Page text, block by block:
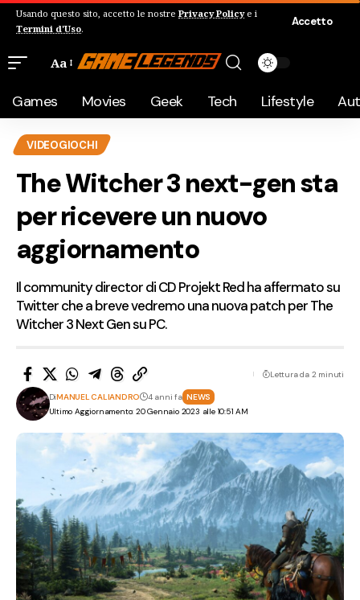
Usando questo sito, accetto le nostre Privacy Policye i
Termini d'Uso.
Accetto
Aa
Games Movies Geek Tech Lifestyle
VIDEOGIOCHI
The Witcher 3 next-gen sta
per ricevere un nuovo
aggiornamento
Il community director di CD Projekt Red ha affermato su
Twitter che a breve vedremo una nuova patch per The
Witcher 3 Next Gen su PC.
Ultimo Aggiornamento: 20 Gennaio 2023 alle 10:51 AM
DiMANUEL CALIANDRO 4 anni fa NEWS
Lettura da 2 minuti